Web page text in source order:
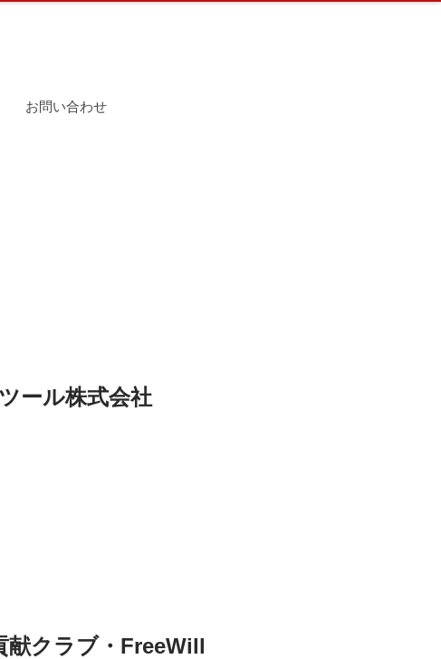
お問い合わせ
ール株式会社
献クラブ・FreeWill